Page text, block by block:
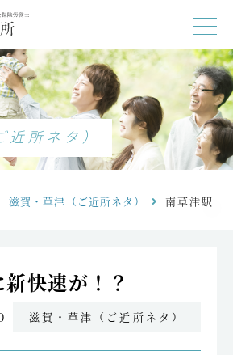
近所ネタ）
滋賀・草津（ご近所ネタ）
南草津駅
快速が！？
滋賀・草津（ご近所ネタ）